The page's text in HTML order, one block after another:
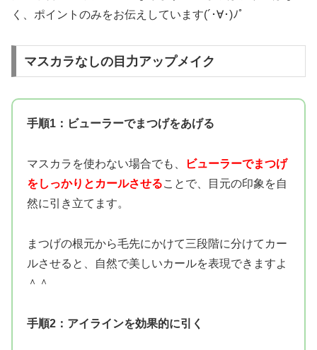
く、ポイントのみをお伝えしています(´･∀･)ﾉﾟ
マスカラなしの目力アップメイク
手順1：ビューラーでまつげをあげる
マスカラを使わない場合でも、
ビューラーでまつげ
をしっかりとカールさせることで、目元の印象を自
然に引き立てます。
まつげの根元から毛先にかけて三段階に分けてカー
ルさせると、自然で美しいカールを表現できますよ
＾＾
手順2：アイラインを効果的に引く